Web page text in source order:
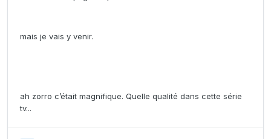
mais je vais y venir.
ah zorro c’était magnifique. Quelle qualité dans cette série
tv...